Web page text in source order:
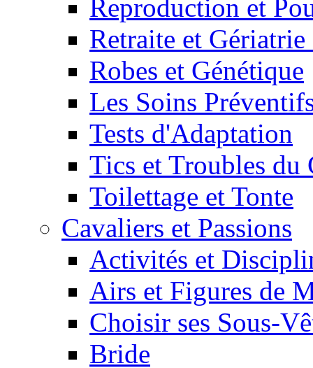
Reproduction et
Retraite et
Robes et Génétique
Les Soins
Tests d'Adaptation
Tics et Troubles du
Toilettage et Tonte
Cavaliers et Passions
Activités et
Airs et Figures de
Choisir ses Sous-
Bride